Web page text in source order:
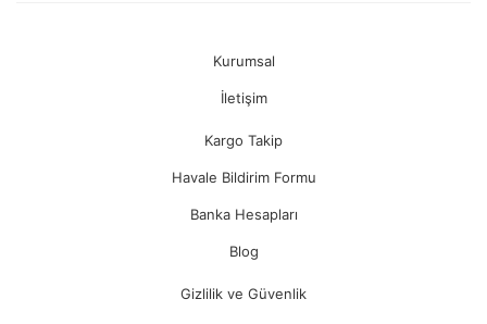
Kurumsal
İletişim
Kargo Takip
Havale Bildirim Formu
Banka Hesapları
Blog
Gizlilik ve Güvenlik